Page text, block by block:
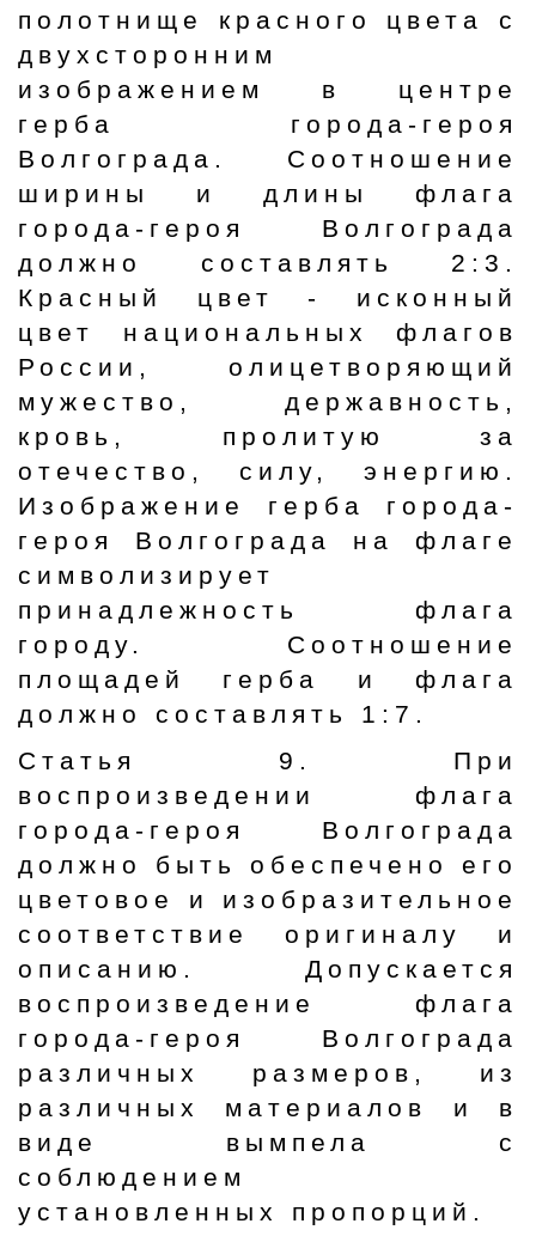
полотнище красного цвета с
двухсторонним
изображением в центре
герба города-героя
Волгограда. Соотношение
ширины и длины флага
города-героя Волгограда
должно составлять 2:3.
Красный цвет - исконный
цвет национальных флагов
России, олицетворяющий
мужество, державность,
кровь, пролитую за
отечество, силу, энергию.
Изображение герба города-
героя Волгограда на флаге
символизирует
принадлежность флага
городу. Соотношение
площадей герба и флага
должно составлять 1:7.
Статья 9. При
воспроизведении флага
города-героя Волгограда
должно быть обеспечено его
цветовое и изобразительное
соответствие оригиналу и
описанию. Допускается
воспроизведение флага
города-героя Волгограда
различных размеров, из
различных материалов и в
виде вымпела с
соблюдением
установленных пропорций.